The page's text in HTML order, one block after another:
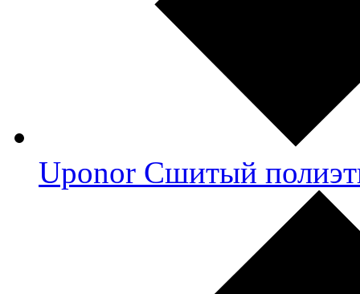
Uponor Сшитый